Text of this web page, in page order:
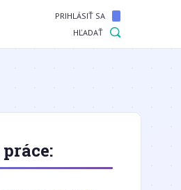
PRIHLÁSIŤ SA
HĽADAŤ